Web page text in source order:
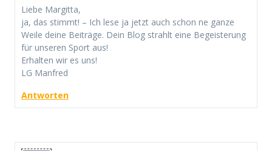
Liebe Margitta,
ja, das stimmt! – Ich lese ja jetzt auch schon ne ganze
Weile deine Beiträge. Dein Blog strahlt eine Begeisterung
für unseren Sport aus!
Erhalten wir es uns!
LG Manfred
Antworten